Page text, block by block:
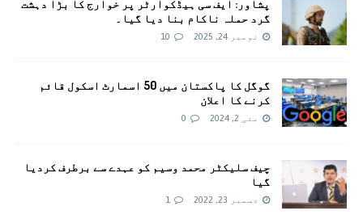
پشاور: ایف سی ہیڈکوارٹر پر خوارج کا بڑا دہشت
گرد حملہ ناکام بنا دیا گیا۔
نومبر 24, 2025 10
گوگل کا پاکستان میں 50 اسمارٹ اسکول قائم
کرنے کا اعلان
مئی 2, 2024 0
چیف سلیکٹر محمد وسیم کو عہدے سے برطرف کردیا
گیا
دسمبر 23, 2022 1